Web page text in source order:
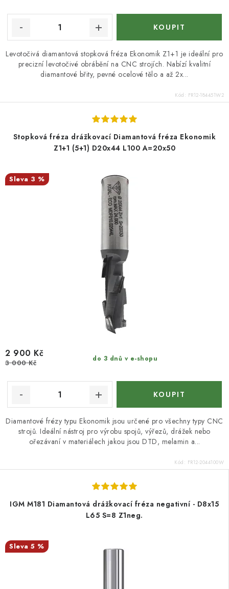
Levotočivá diamantová stopková fréza Ekonomik Z1+1 je ideální pro
precizní levotočivé obrábění na CNC strojích. Nabízí kvalitní
diamantové břity, pevné ocelové tělo a až 2x...
Kód: FR12-184451W2
Stopková fréza drážkovací Diamantová fréza Ekonomik
Z1+1 (5+1) D20x44 L100 A=20x50
3 %
do 3 dnů v e-shopu
2 900 Kč
3 000 Kč
Diamantové frézy typu Ekonomik jsou určené pro všechny typy CNC
strojů. Ideální nástroj pro výrobu spojů, výřezů, drážek nebo
ořezávaní v materiálech jakou jsou DTD, melamin a...
Kód: FR12-2044100W
IGM M181 Diamantová drážkovací fréza negativní - D8x15
L65 S=8 Z1neg.
5 %